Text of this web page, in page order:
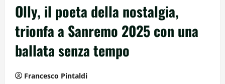
Olly, il poeta della nostalgia,
trionfa a Sanremo 2025 con una
ballata senza tempo
Francesco Pintaldi